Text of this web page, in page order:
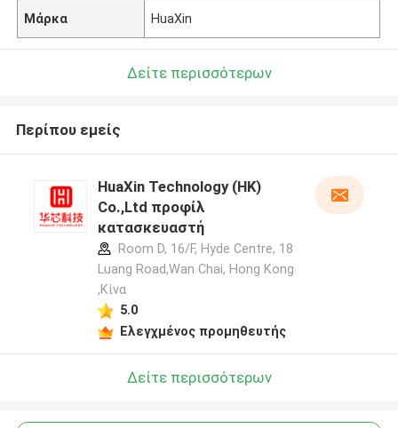
Μάρκα HuaXin
Δείτε περισσότερων
Περίπου εμείς
HuaXin Technology (HK)
Co.,Ltd προφίλ
κατασκευαστή
Room D, 16/F, Hyde Centre, 18
Luang Road,Wan Chai, Hong Kong
,Κίνα
5.0
Ελεγχμένος προμηθευτής
Δείτε περισσότερων